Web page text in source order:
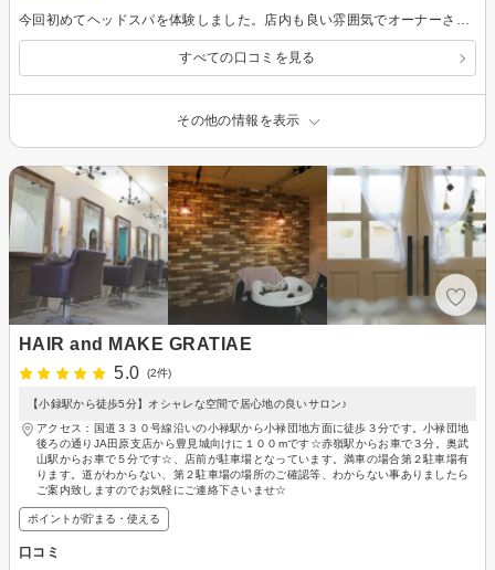
今回初めてヘッドスパを体験しました。店内も良い雰囲気でオーナーさんも優しく、髪質の事とかも沢山アドバイスもらえてとても良かったです⭐︎また通いたいです♪
すべての口コミを見る
その他の情報を表示
HAIR and MAKE GRATIAE
5.0
(2件)
【小録駅から徒歩5分】オシャレな空間で居心地の良いサロン♪
アクセス：国道３３０号線沿いの小禄駅から小禄団地方面に徒歩３分です。小禄団地
後ろの通りJA田原支店から豊見城向けに１００mです☆赤嶺駅からお車で３分。奥武
山駅からお車で５分です☆、店前が駐車場となっています。満車の場合第２駐車場有
ります。道がわからない、第２駐車場の場所のご確認等、わからない事ありましたら
ご案内致しますのでお気軽にご連絡下さいませ☆
ポイントが貯まる・使える
口コミ